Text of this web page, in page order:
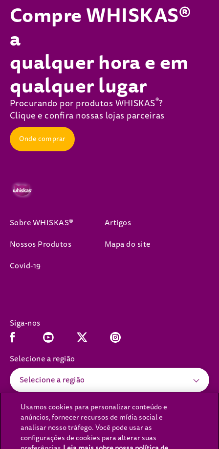
Compre WHISKAS®
a
qualquer hora e em
qualquer lugar
Procurando por produtos WHISKAS®?
Clique e confira nossas lojas parceiras
Onde comprar
Sobre WHISKAS®
Artigos
Nossos Produtos
Mapa do site
Covid-19
Siga-nos
Facebook (opens in new window)
Youtube (opens in new window)
x (opens in new window)Instagram (opens in new window)
Política de Privacidade(opens in new window)
Política de cookies(opens in new window)
Aviso Legal(opens in new window)Acessibilidade(opens in new window)
Selecione a região
Selecione a região
Usamos cookies para personalizar conteúdo e
anúncios, fornecer recursos de mídia social e
analisar nosso tráfego. Você pode usar as
configurações de cookies para alterar suas